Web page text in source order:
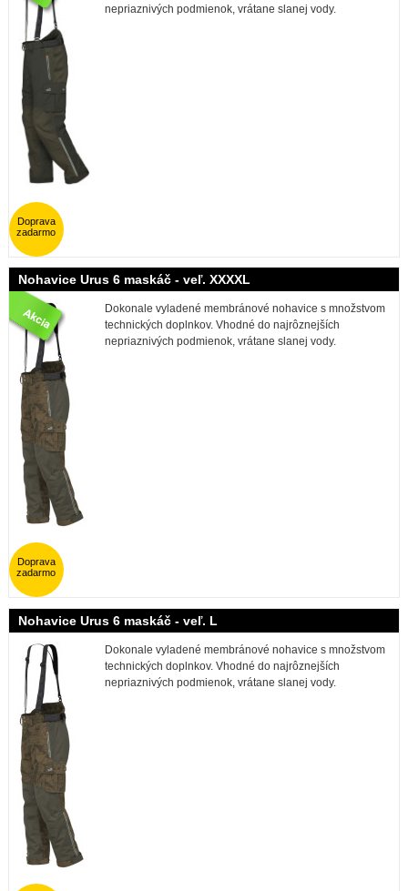
nepriaznivých podmienok, vrátane slanej vody.
Doprava
zadarmo
Nohavice Urus 6 maskáč - veľ. XXXXL
Dokonale vyladené membránové nohavice s množstvom
technických doplnkov. Vhodné do najrôznejších
nepriaznivých podmienok, vrátane slanej vody.
Doprava
zadarmo
Nohavice Urus 6 maskáč - veľ. L
Dokonale vyladené membránové nohavice s množstvom
technických doplnkov. Vhodné do najrôznejších
nepriaznivých podmienok, vrátane slanej vody.